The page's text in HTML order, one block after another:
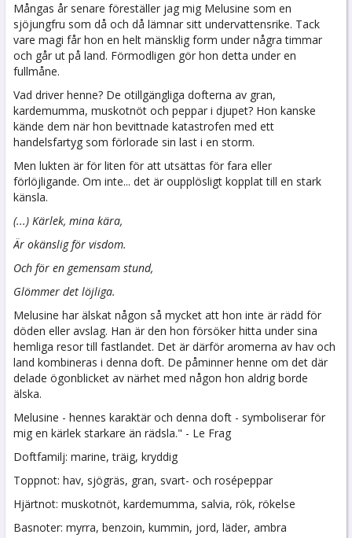
Mångas år senare föreställer jag mig Melusine som en
sjöjungfru som då och då lämnar sitt undervattensrike. Tack
vare magi får hon en helt mänsklig form under några timmar
och går ut på land. Förmodligen gör hon detta under en
fullmåne.
Vad driver henne? De otillgängliga dofterna av gran,
kardemumma, muskotnöt och peppar i djupet? Hon kanske
kände dem när hon bevittnade katastrofen med ett
handelsfartyg som förlorade sin last i en storm.
Men lukten är för liten för att utsättas för fara eller
förlöjligande. Om inte... det är oupplösligt kopplat till en stark
känsla.
(...) Kärlek, mina kära,
Är okänslig för visdom.
Och för en gemensam stund,
Glömmer det löjliga.
Melusine har älskat någon så mycket att hon inte är rädd för
döden eller avslag. Han är den hon försöker hitta under sina
hemliga resor till fastlandet. Det är därför aromerna av hav och
land kombineras i denna doft. De påminner henne om det där
delade ögonblicket av närhet med någon hon aldrig borde
älska.
Melusine - hennes karaktär och denna doft - symboliserar för
mig en kärlek starkare än rädsla." - Le Frag
Doftfamilj: marine, träig, kryddig
Toppnot: hav, sjögräs, gran, svart- och rosépeppar
Hjärtnot: muskotnöt, kardemumma, salvia, rök, rökelse
Basnoter: myrra, benzoin, kummin, jord, läder, ambra